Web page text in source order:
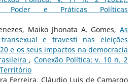
Poder e Práticas Políticas
Maiko Jhonata A. Gomes,As
transexual e travesti nas eleições
e os seus impactos na democracia
, Conexão Política: v. 10 n. 2
Ferreira, Cláudio Luis de Camargo